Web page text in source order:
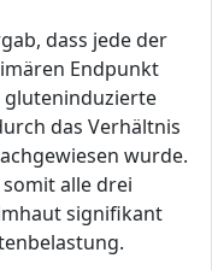
dass jede der
Endpunkt
gluteninduzierte
das Verhältnis
wurde.
alle drei
signifikant